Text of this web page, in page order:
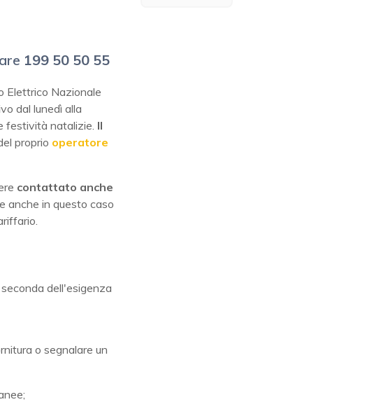
199 50 50 55
Elettrico Nazionale
dal lunedì alla
festività natalizie. Il
proprio operatore
contattato anche
e anche in questo caso
dell'esigenza
o segnalare un